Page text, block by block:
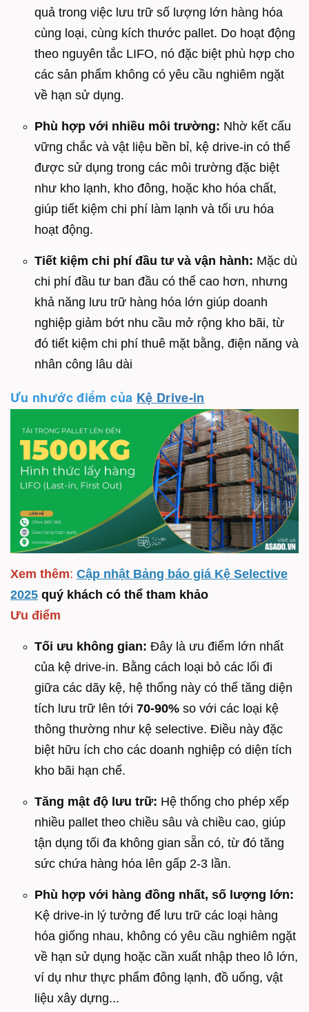
quả trong việc lưu trữ số lượng lớn hàng hóa
cùng loại, cùng kích thước pallet. Do hoạt động
theo nguyên tắc LIFO, nó đặc biệt phù hợp cho
các sản phẩm không có yêu cầu nghiêm ngặt
về hạn sử dụng.
Phù hợp với nhiều môi trường: Nhờ kết cấu
vững chắc và vật liệu bền bỉ, kệ drive-in có thể
được sử dụng trong các môi trường đặc biệt
như kho lạnh, kho đông, hoặc kho hóa chất,
giúp tiết kiệm chi phí làm lạnh và tối ưu hóa
hoạt động.
Tiết kiệm chi phí đầu tư và vận hành: Mặc dù
chi phí đầu tư ban đầu có thể cao hơn, nhưng
khả năng lưu trữ hàng hóa lớn giúp doanh
nghiệp giảm bớt nhu cầu mở rộng kho bãi, từ
đó tiết kiệm chi phí thuê mặt bằng, điện năng và
nhân công lâu dài
Ưu nhước điểm của Kệ Drive-in
Xem thêm: Cập nhật Bảng báo giá Kệ Selective
2025 quý khách có thể tham khảo
Ưu điểm
Tối ưu không gian: Đây là ưu điểm lớn nhất
của kệ drive-in. Bằng cách loại bỏ các lối đi
giữa các dãy kệ, hệ thống này có thể tăng diện
tích lưu trữ lên tới 70-90% so với các loại kệ
thông thường như kệ selective. Điều này đặc
biệt hữu ích cho các doanh nghiệp có diện tích
kho bãi hạn chế.
Tăng mật độ lưu trữ: Hệ thống cho phép xếp
nhiều pallet theo chiều sâu và chiều cao, giúp
tận dụng tối đa không gian sẵn có, từ đó tăng
sức chứa hàng hóa lên gấp 2-3 lần.
Phù hợp với hàng đồng nhất, số lượng lớn:
Kệ drive-in lý tưởng để lưu trữ các loại hàng
hóa giống nhau, không có yêu cầu nghiêm ngặt
về hạn sử dụng hoặc cần xuất nhập theo lô lớn,
ví dụ như thực phẩm đông lạnh, đồ uống, vật
liệu xây dựng...